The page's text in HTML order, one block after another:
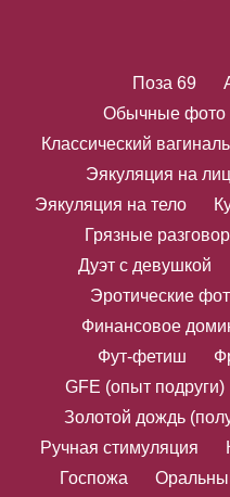
Поза 69
Обычные фото
Классический
Эякуляция на
Эякуляция на тело
Грязные
Дуэт с девушкой
Эротические
Финансовое
Фут-фетиш
GFE (опыт подруги)
Золотой дождь
Ручная стимуляция
Госпожа